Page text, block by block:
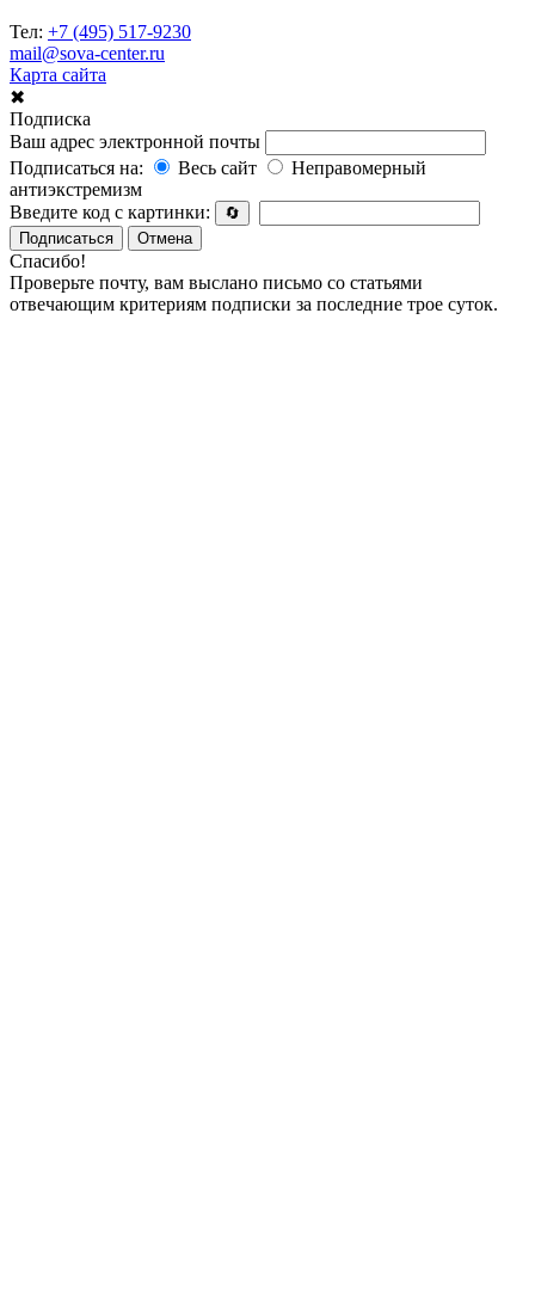
Тел: +7 (495) 517-9230
mail@sova-center.ru
Карта сайта
✖
Подписка
Ваш адрес электронной почты
Подписаться на:
Весь сайт
Неправомерный
антиэкстремизм
Введите код с картинки:
🔄
Подписаться
Отмена
Спасибо!
Проверьте почту, вам выслано письмо со статьями
отвечающим критериям подписки за последние трое суток.